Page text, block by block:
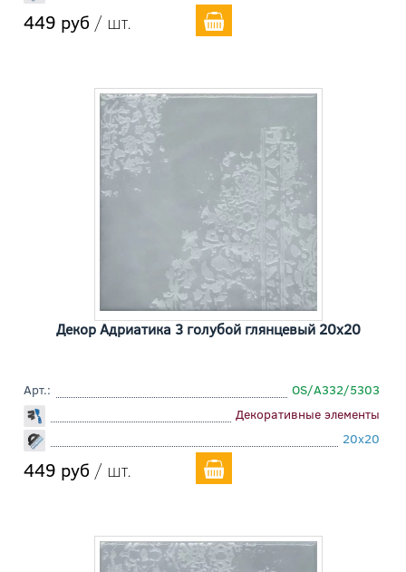
449 руб / шт.
Декор Адриатика 3 голубой глянцевый 20x20
Арт.:
OS/A332/5303
Декоративные элементы
20x20
449 руб / шт.